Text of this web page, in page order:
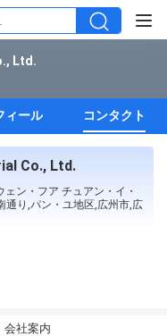
Ltd.
ィール コンタクト
Co., Ltd.
ン・フア チュアン・イ・
通り,パン・ユ地区,広州市,広
会社案内